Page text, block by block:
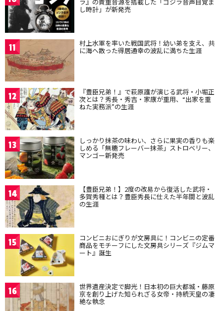
し時計」が新発売
11 村上水軍を率いた戦国武将！幼い弟を支え、共
に海へ散った得居通幸の波乱に満ちた生涯
12 『豊臣兄弟！』で萩原護が演じる武将・小堀正
次とは？秀長・秀吉・家康が重用、“出家を重
ねた実務派”の生涯
13 しっかり抹茶の味わい、さらに果実の香りも楽
しめる「無糖フレーバー抹茶」ストロベリー、
マンゴー新発売
14 【豊臣兄弟！】2度の改易から復活した武将・
多賀秀種とは？豊臣秀長に仕えた半年間と波乱
の生涯
15 コンビニおにぎりが文房具に！コンビニの定番
商品をモチーフにした文房具シリーズ『ジムマ
ート』誕生
16 世界遺産決定で脚光！日本初の巨大都城・藤原
京を創り上げた知られざる女帝・持統天皇の凄
絶な執念